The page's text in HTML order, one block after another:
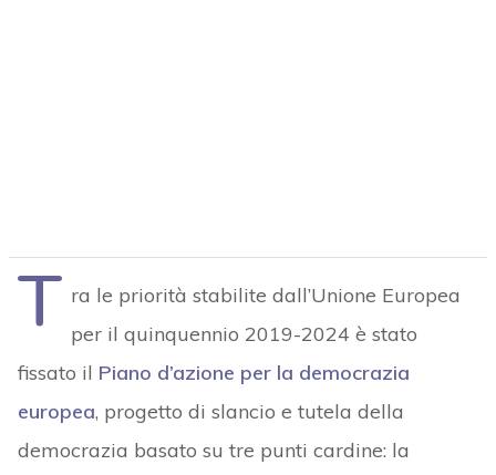
T ra le priorità stabilite dall’Unione Europea
per il quinquennio 2019-2024 è stato
fissato il Piano d’azione per la democrazia
europea, progetto di slancio e tutela della
democrazia basato su tre punti cardine: la